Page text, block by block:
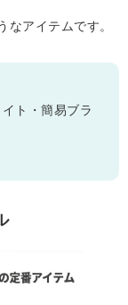
アイテムです。
ト・簡易ブラ